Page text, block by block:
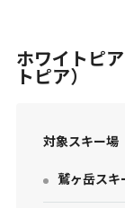
お問い合わせ
個人情報保護方針
ホワイトピ
トピア）
対象スキー場
鷲ヶ岳スキ